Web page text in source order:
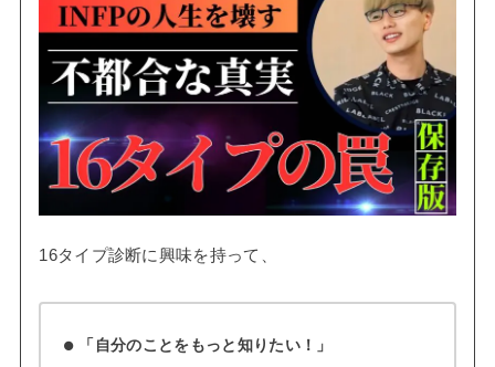
16タイプ診断に興味を持って、
「自分のことをもっと知りたい！」